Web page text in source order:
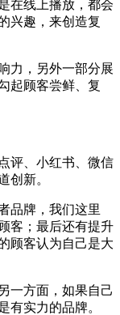
在线上播放，都会
兴趣，来创造复
力，另外一部分展
起顾客尝鲜、复
评、小红书、微信
创新。
品牌，我们这里
客；最后还有提升
顾客认为自己是大
一方面，如果自己
有实力的品牌。